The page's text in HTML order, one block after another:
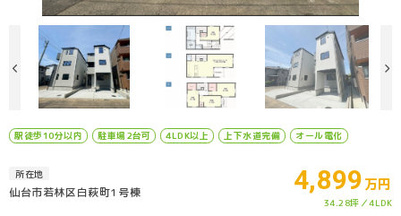
駅徒歩10分以内 駐車場2台可 4LDK以上 上下水道完備 オール電化
所在地
仙台市若林区白萩町1号棟 4,899万円
34.28坪 4LDK